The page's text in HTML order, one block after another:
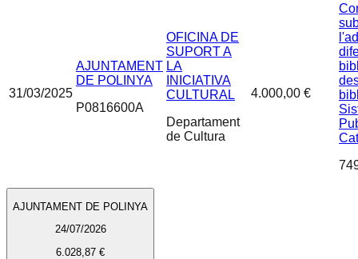
31/03/2025
AJUNTAMENT
DE POLINYA
P0816600A
OFICINA DE
SUPORT A
LA
INICIATIVA
CULTURAL
Departament
de Cultura
4.000,00 €
AJUNTAMENT DE POLINYA
24/07/2026
6.028,87 €